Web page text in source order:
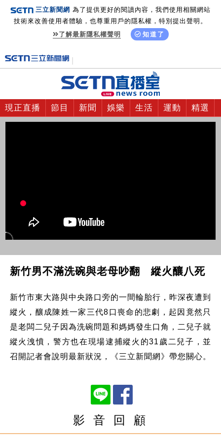
三立新聞網 為了提供更好的閱讀內容，我們使用相關網站
技術來改善使用者體驗，也尊重用戶的隱私權，特別提出聲明。
了解最新隱私權聲明
知道了
現正直播 節目 新聞 娛樂 生活 運動 精選
新竹男不滿洗碗與老母吵翻 縱火釀八死
新竹市東大路與中央路口旁的一間輪胎行，昨深夜遭到
縱火，釀成陳姓一家三代8口喪命的悲劇，起因竟然只
是老闆二兒子因為洗碗問題和媽媽發生口角，二兒子就
縱火洩憤，警方也在現場逮捕縱火的31歲二兒子，並
召開記者會說明最新狀況，《三立新聞網》帶您關心。
影 音 回 顧